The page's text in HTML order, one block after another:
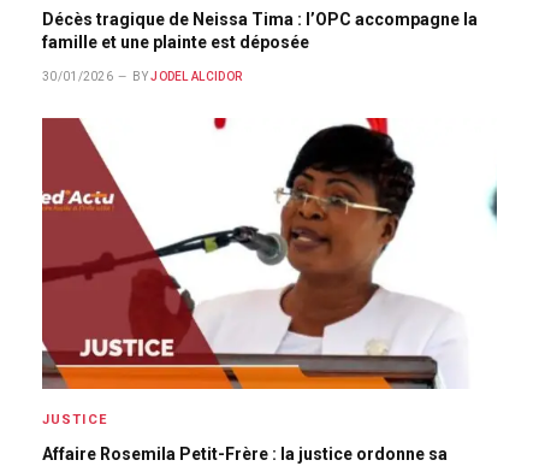
Décès tragique de Neissa Tima : l’OPC accompagne la
famille et une plainte est déposée
30/01/2026 BY JODEL ALCIDOR
JUSTICE
Affaire Rosemila Petit-Frère : la justice ordonne sa